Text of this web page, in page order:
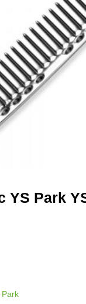
YS Park